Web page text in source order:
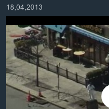
ໄປ
ຫາ
ຊອກ
ຄົ້ນ
ການເລືອກຕັ້ງ ປະທານາທີບໍດີ ສະ
ຂ່າວ​ຈີນ
ໂລກ
ເອເຊຍ
ອິດສະຫຼະພາບດ້ານການຂ່າວ
ຊີວິດຊາວລາວ
18,04,2013
No media